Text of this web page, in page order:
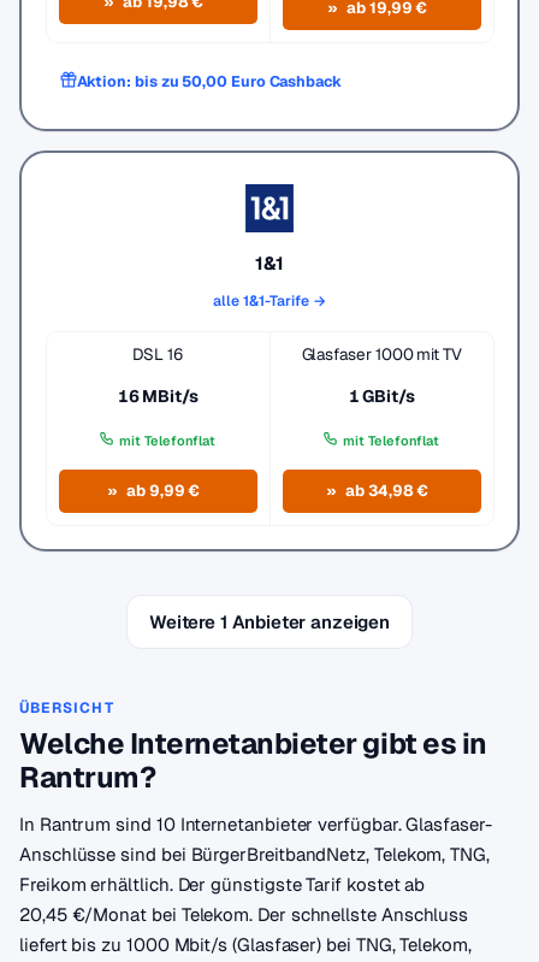
ab 19,99 €
Aktion: bis zu 50,00 Euro Cashback
1&1
alle 1&1-Tarife →
DSL 16
16 MBit/s
mit Telefonflat
ab 9,99 €
Glasfaser 1000 mit TV
1 GBit/s
mit Telefonflat
ab 34,98 €
Weitere 1 Anbieter anzeigen
ÜBERSICHT
Welche Internetanbieter gibt es in
Rantrum?
In Rantrum sind 10 Internetanbieter verfügbar. Glasfaser-
Anschlüsse sind bei BürgerBreitbandNetz, Telekom, TNG,
Freikom erhältlich. Der günstigste Tarif kostet ab
20,45 €/Monat bei Telekom. Der schnellste Anschluss
liefert bis zu 1000 Mbit/s (Glasfaser) bei TNG, Telekom,